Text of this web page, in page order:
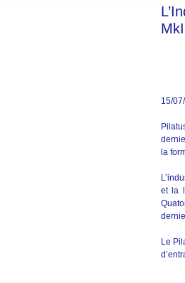
15/
la
et la
Le